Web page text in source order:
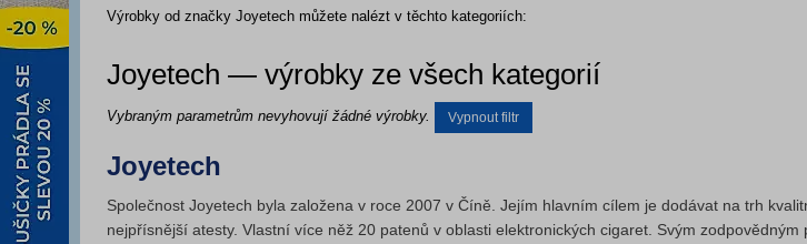
Výrobky od značky Joyetech můžete nalézt v těchto kategoriích:
Joyetech — výrobky ze všech kategorií
Vybraným parametrům nevyhovují žádné výrobky. Vypnout filtr
Joyetech
Společnost Joyetech byla založena v roce 2007 v Číně. Jejím hlavním cílem je dodávat na trh
nejpřísnější atesty. Vlastní více něž 20 patenů v oblasti elektronických cigaret. Svým